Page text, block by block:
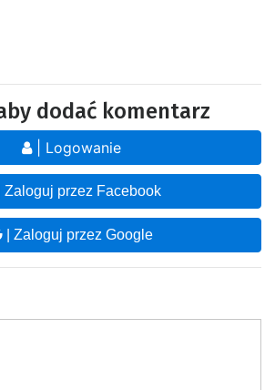
dodać komentarz
| Logowanie
| Zaloguj przez Facebook
| Zaloguj przez Google